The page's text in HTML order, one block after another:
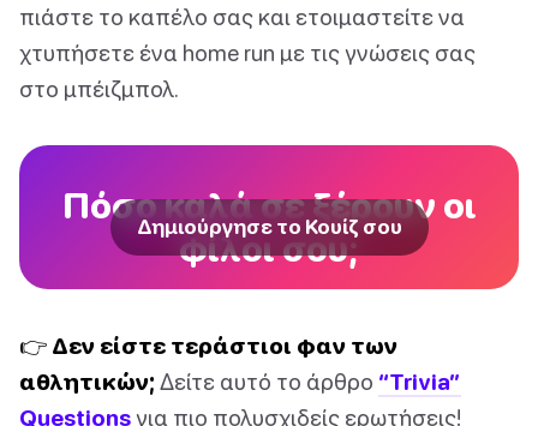
πιάστε το καπέλο σας και ετοιμαστείτε να
χτυπήσετε ένα home run με τις γνώσεις σας
στο μπέιζμπολ.
Πόσο καλά σε ξέρουν οι
φίλοι σου;
Δημιούργησε το Κουίζ σου
👉 Δεν είστε τεράστιοι φαν των
αθλητικών; Δείτε αυτό το άρθρο “Trivia”
Questions για πιο πολυσχιδείς ερωτήσεις!